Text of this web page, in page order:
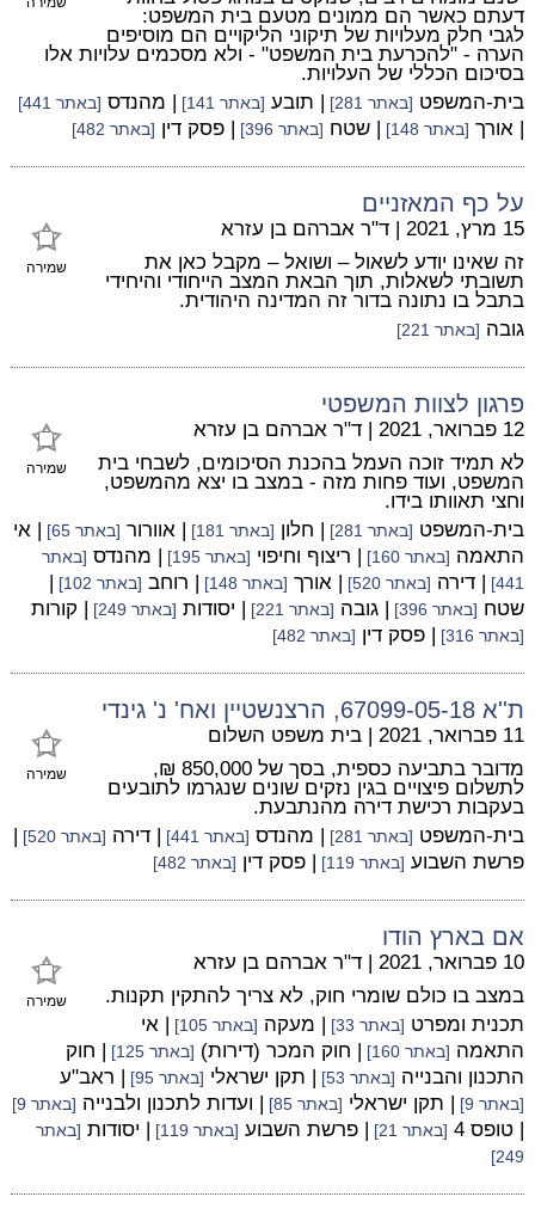
דעתם כאשר הם ממונים מטעם בית המשפט:
לגבי חלק מעלויות של תיקוני הליקויים הם מוסיפים
הערה - "להכרעת בית המשפט" - ולא מסכמים עלויות אלו
בסיכום הכללי של העלויות.
בית-המשפט [באתר 281] | תובע [באתר 141] | מהנדס [באתר 441]
| אורך [באתר 148] | שטח [באתר 396] | פסק דין [באתר 482]
על כף המאזניים
שמירה
15 מרץ, 2021 | ד"ר אברהם בן עזרא
זה שאינו יודע לשאול – ושואל – מקבל כאן את
תשובתי לשאלות, תוך הבאת המצב הייחודי והיחידי
בתבל בו נתונה בדור זה המדינה היהודית.
גובה [באתר 221]
פרגון לצוות המשפטי
שמירה
12 פברואר, 2021 | ד"ר אברהם בן עזרא
לא תמיד זוכה העמל בהכנת הסיכומים, לשבחי בית
המשפט, ועוד פחות מזה - במצב בו יצא מהמשפט,
וחצי תאוותו בידו.
בית-המשפט [באתר 281] | חלון [באתר 181] | אוורור [באתר 65]
| אי
התאמה [באתר 160] | ריצוף וחיפוי [באתר 195] | מהנדס [באתר
441]
| דירה [באתר 520] | אורך [באתר 148] | רוחב [באתר 102]
|
שטח [באתר 396] | גובה [באתר 221] | יסודות [באתר 249] | קורות
[באתר 316] | פסק דין [באתר 482]
ת''א 67099-05-18, הרצנשטיין ואח' נ' גינדי
שמירה
11 פברואר, 2021 | בית משפט השלום
מדובר בתביעה כספית, בסך של 850,000 ₪,
לתשלום פיצויים בגין נזקים שונים שנגרמו לתובעים
בעקבות רכישת דירה מהנתבעת.
בית-המשפט [באתר 281] | מהנדס [באתר 441] | דירה [באתר 520]
|
פרשת השבוע [באתר 119] | פסק דין [באתר 482]
אם בארץ הודו
שמירה
10 פברואר, 2021 | ד"ר אברהם בן עזרא
במצב בו כולם שומרי חוק, לא צריך להתקין תקנות.
תכנית ומפרט [באתר 33] | מעקה [באתר 105]
| אי
התאמה [באתר 160] | חוק המכר (דירות) [באתר 125]
| חוק
התכנון והבנייה [באתר 53] | תקן ישראלי [באתר 95] | ראב"ע
[באתר 9] | תקן ישראלי [באתר 85] | ועדות לתכנון ולבנייה [באתר 9]
| טופס 4 [באתר 21] | פרשת השבוע [באתר 119] | יסודות [באתר
249]